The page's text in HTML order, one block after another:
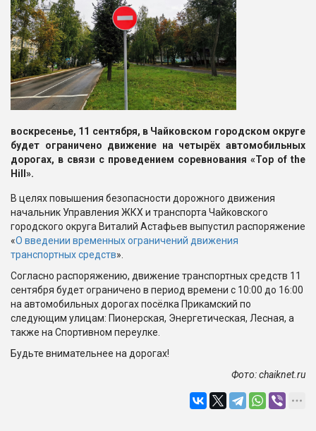
воскресенье, 11 сентября, в Чайковском городском округе
будет ограничено движение на четырёх автомобильных
дорогах, в связи с проведением соревнования «Top of the
Hill».
В целях повышения безопасности дорожного движения
начальник Управления ЖКХ и транспорта Чайковского
городского округа Виталий Астафьев выпустил распоряжение
«О введении временных ограничений движения
транспортных средств».
Согласно распоряжению, движение транспортных средств 11
сентября будет ограничено в период времени с 10:00 до 16:00
на автомобильных дорогах посёлка Прикамский по
следующим улицам: Пионерская, Энергетическая, Лесная, а
также на Спортивном переулке.
Будьте внимательнее на дорогах!
Фото:chaiknet.ru